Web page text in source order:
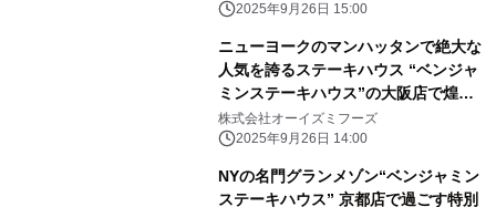
2025年9月26日 15:00
ニューヨークのマンハッタンで絶大な
人気を誇るステーキハウス “ベンジャ
ミンステーキハウス”の大阪店で煌め
くシーンを彩る クリスマス特別メニュ
ーをご用意
株式会社オーイズミフーズ
2025年9月26日 14:00
NYの名門グランメゾン“ベンジャミン
ステーキハウス” 京都店で過ごす特別